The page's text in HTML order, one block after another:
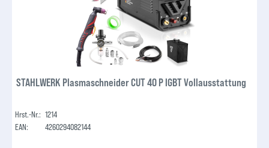
STAHLWERK Plasmaschneider CUT 40 P IGBT Vollausstattung
Hrst.-Nr.: 1214
EAN:
4260294082144